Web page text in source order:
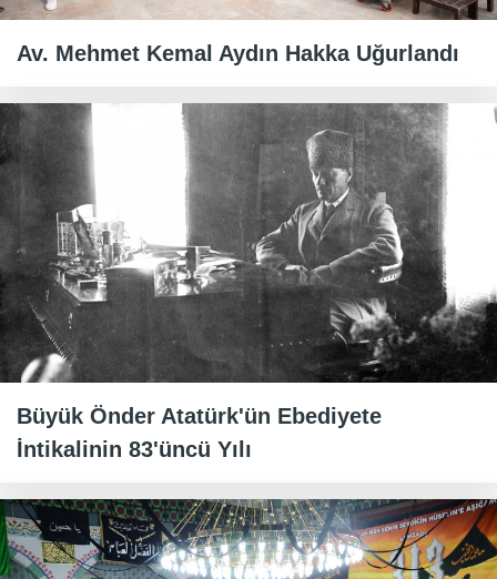
Av. Mehmet Kemal Aydın Hakka Uğurlandı
Büyük Önder Atatürk'ün Ebediyete
İntikalinin 83'üncü Yılı